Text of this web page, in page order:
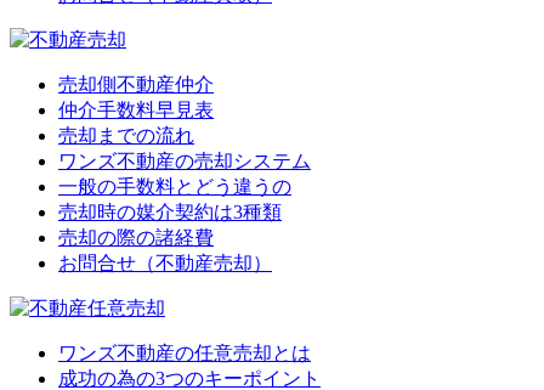
売却側不動産仲介
仲介手数料早見表
売却までの流れ
ワンズ不動産の売却システム
一般の手数料とどう違うの
売却時の媒介契約は3種類
売却の際の諸経費
お問合せ（不動産売却）
ワンズ不動産の任意売却とは
成功の為の3つのキーポイント